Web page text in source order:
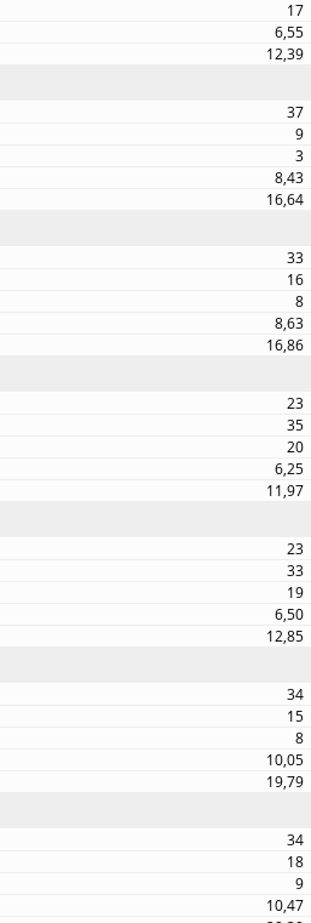
17
6,55
12,39
37
9
3
8,43
16,64
33
16
8
8,63
16,86
23
35
20
6,25
11,97
23
33
19
6,50
12,85
34
15
8
10,05
19,79
34
18
9
10,47